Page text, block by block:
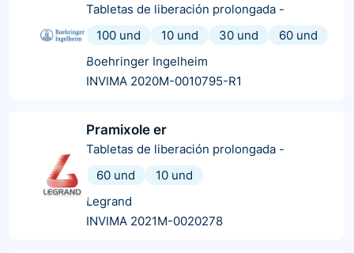
Tabletas de liberación prolongada -
100 und
10 und 30 und
60 und
Boehringer Ingelheim
INVIMA 2020M-0010795-R1
Pramixole er
Tabletas de liberación prolongada -
60 und
10 und
Legrand
INVIMA 2021M-0020278